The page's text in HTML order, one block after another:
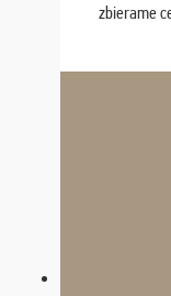
zbierame
osudu -